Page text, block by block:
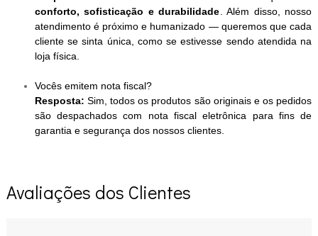
conforto, sofisticação e durabilidade . Além disso, nosso
atendimento é próximo e humanizado — queremos que cada
cliente se sinta única, como se estivesse sendo atendida na
loja física.
Vocês emitem nota fiscal?
Resposta:Sim, todos os produtos são originais e os pedidos
são despachados com nota fiscal eletrônica para fins de
garantia e segurança dos nossos clientes.
Avaliações dos Clientes